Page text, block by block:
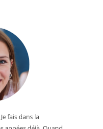
fais dans la